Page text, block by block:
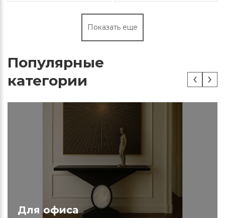
Показать еще
Популярные
категории
Для офиса